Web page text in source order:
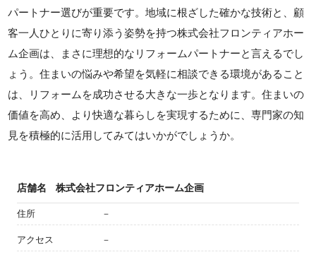
パートナー選びが重要です。地域に根ざした確かな技術と、顧
客一人ひとりに寄り添う姿勢を持つ株式会社フロンティアホー
ム企画は、まさに理想的なリフォームパートナーと言えるでし
ょう。住まいの悩みや希望を気軽に相談できる環境があること
は、リフォームを成功させる大きな一歩となります。住まいの
価値を高め、より快適な暮らしを実現するために、専門家の知
見を積極的に活用してみてはいかがでしょうか。
店舗名 株式会社フロンティアホーム企画
住所 －
アクセス －